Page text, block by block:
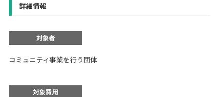
詳細情報
対象者
コミュニティ事業を行う団体
対象費用